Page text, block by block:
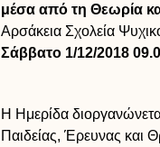
μέσα από τη Θεωρία
Αρσάκεια Σχολεία
Σάββατο 1/12/2018
Η Ημερίδα
Παιδείας, Έρευνας και